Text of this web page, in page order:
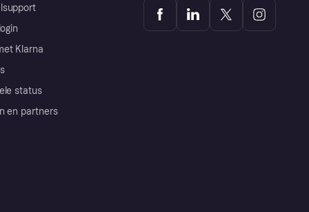
Klarna
status
en partners